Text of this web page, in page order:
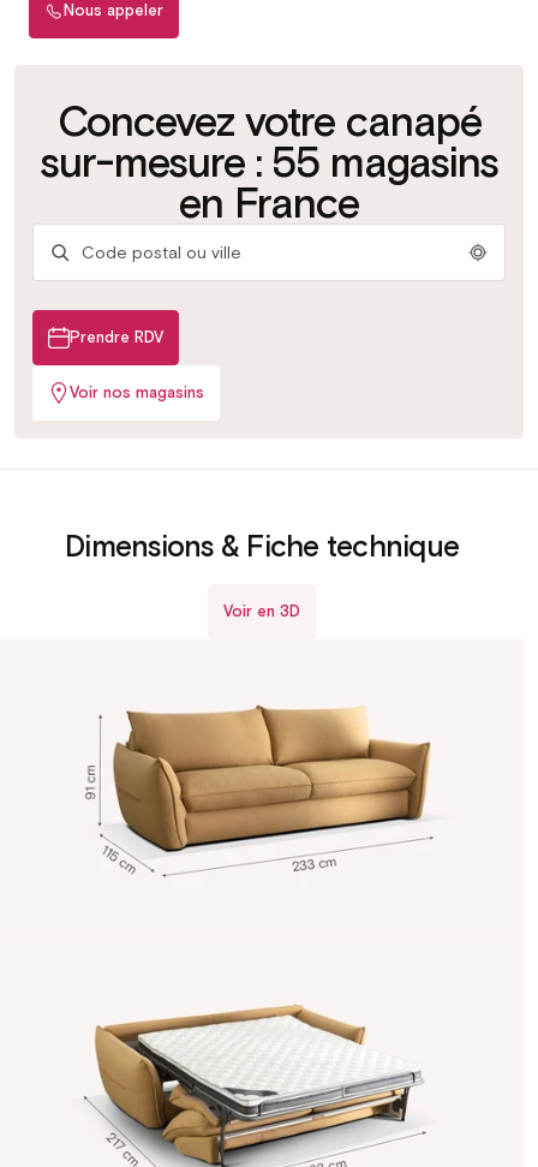
Nous appeler
Concevez votre canapé
sur-mesure : 55 magasins
en France
Prendre RDV
Voir nos magasins
Personnalisez
votre tissu
Plus de 500 tissus &
Essayez les
matelas
Trouvez votre confort
idéal
Testez les
sommiers
Lattes ou grilles selon
Faites-vous
conseiller
Par nos experts en
magasin
Voir en 3D